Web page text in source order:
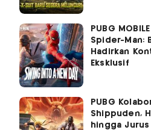
PUBG
Spider-Man:
Hadirkan
Eksklusif
PUBG
Shippuden,
hingga Jurus